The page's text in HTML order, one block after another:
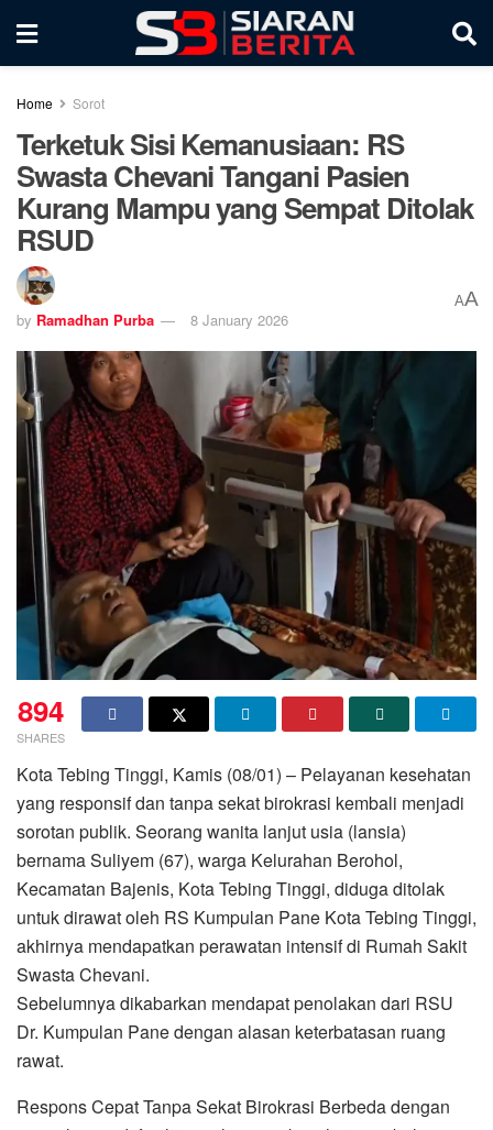
Home Sorot
Terketuk Sisi Kemanusiaan: RS
Swasta Chevani Tangani Pasien
Kurang Mampu yang Sempat Ditolak
RSUD
by Ramadhan Purba 8 January 2026
AA
894
SHARES
Kota Tebing Tinggi, Kamis (08/01) – Pelayanan kesehatan
yang responsif dan tanpa sekat birokrasi kembali menjadi
sorotan publik. Seorang wanita lanjut usia (lansia)
bernama Suliyem (67), warga Kelurahan Berohol,
Kecamatan Bajenis, Kota Tebing Tinggi, diduga ditolak
untuk dirawat oleh RS Kumpulan Pane Kota Tebing Tinggi,
akhirnya mendapatkan perawatan intensif di Rumah Sakit
Swasta Chevani.
Sebelumnya dikabarkan mendapat penolakan dari RSU
Dr. Kumpulan Pane dengan alasan keterbatasan ruang
rawat.
Respons Cepat Tanpa Sekat Birokrasi Berbeda dengan